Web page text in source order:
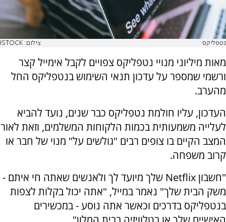
נטפליקס צילום: ISTOCK
מאות מיליוני מנויי נטפליקס צפויים לקבל אימייל קצר
ורשמי שמספר על עדכון תנאי השימוש בנטפליקס החל
מהערב.
העדכון, עליו חולמת נטפליקס כבר שנים, נועד להביא
לעלייה משמעותית בכמות הלקוחות המשלמים, וזאת לאור
המצב הקיים בו צופים רבים "גולשים על" מנוי של חבר או
קרוב משפחה.
"חשבון Netflix שלך מיועד לך ולאנשים שאתה חי איתם -
משק הבית שלך" נאמר במייל, "אתה יכול בקלות לצפות
בנטפליקס בדרכים וכאשר אתה נוסע - במכשירים